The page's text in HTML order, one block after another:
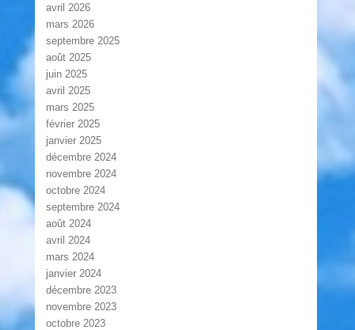
avril 2026
mars 2026
septembre 2025
août 2025
juin 2025
avril 2025
mars 2025
février 2025
janvier 2025
décembre 2024
novembre 2024
octobre 2024
septembre 2024
août 2024
avril 2024
mars 2024
janvier 2024
décembre 2023
novembre 2023
octobre 2023